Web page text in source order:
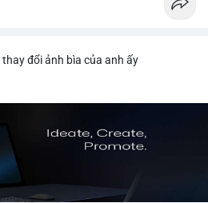
đổi ảnh bìa của anh ấy